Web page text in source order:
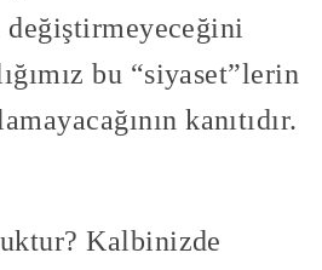
bu “siyaset”lerin
kanıtıdır.
Kalbinizde